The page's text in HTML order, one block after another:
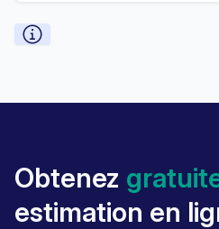
Obtenez
estimation en